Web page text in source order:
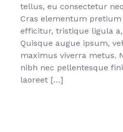
tellus, eu consectetur
Cras elementum
efficitur, tristique ligula
Quisque augue ipsum,
maximus viverra metus.
nibh nec pellentesque
laoreet […]